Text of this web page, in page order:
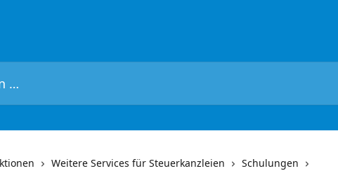
Weitere Services für Steuerkanzleien
Schulungen